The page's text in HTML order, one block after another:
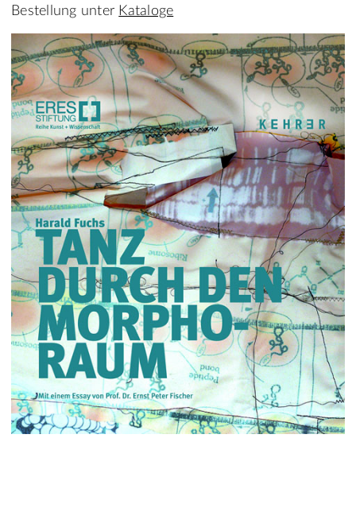
Bestellung unter Kataloge